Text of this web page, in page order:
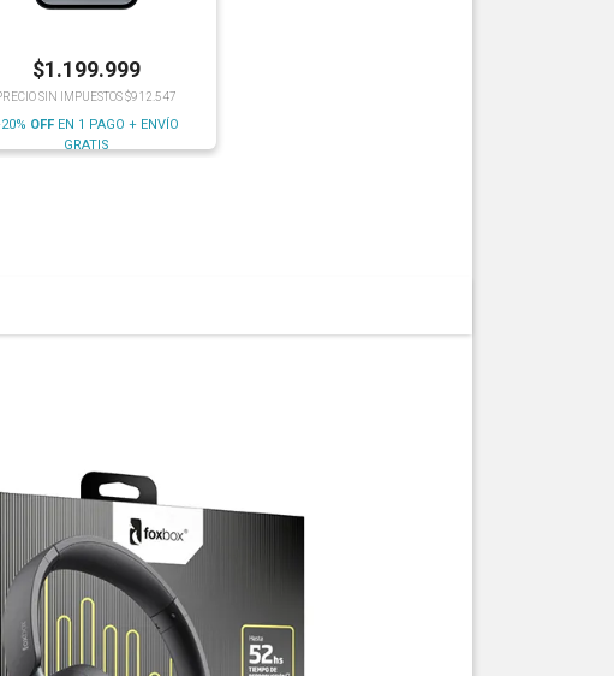
$1.199.999
SIN IMPUESTOS $912.547
OFF EN 1 PAGO + ENVÍO
GRATIS